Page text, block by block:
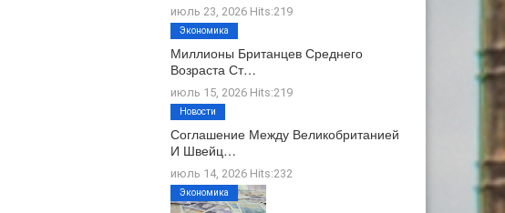
июль 23, 2026 Hits:219
Миллионы Британцев Среднего
Возраста Ст…
июль 15, 2026 Hits:219
Экономика
Соглашение Между Великобританией
И Швейц…
июль 14, 2026 Hits:232
Новости
Экономика